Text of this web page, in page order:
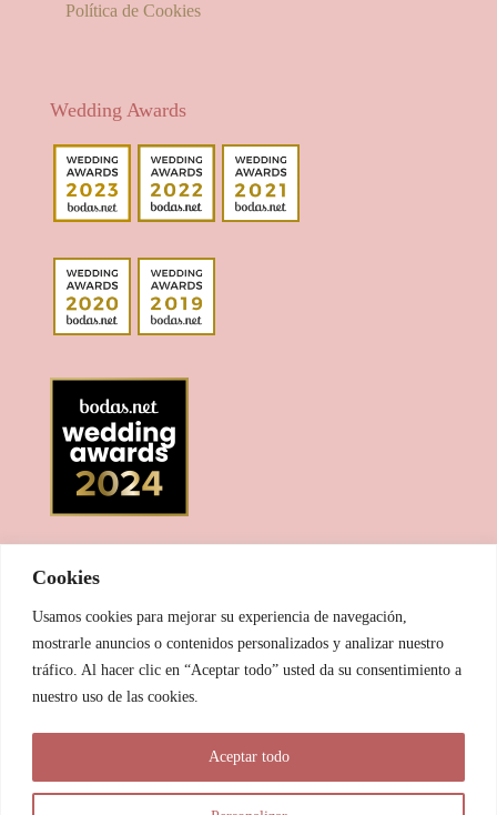
Cookies
Usamos cookies para mejorar su experiencia de navegación,
mostrarle anuncios o contenidos personalizados y analizar nuestro
tráfico. Al hacer clic en “Aceptar todo” usted da su consentimiento a
nuestro uso de las cookies.
Aceptar todo
Política de Cookies
Wedding Awards
© 2025 Las Pitxiak de la Cabra
María Temprano Sanjurjo | C/ Río Aliste nº 2B, 49190, Morales
del Vino - Zamora